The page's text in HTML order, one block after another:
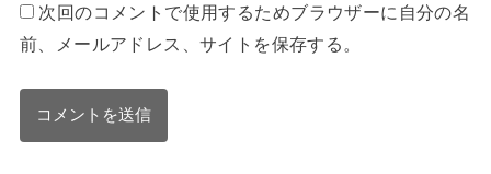
次回のコメントで使用するためブラウザーに自分の名
前、メールアドレス、サイトを保存する。